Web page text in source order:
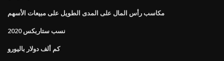
مكاسب رأس المال على المدى الطويل على مبيعات الأسهم
نسب ستاربكس 2020
كم ألف دولار باليورو